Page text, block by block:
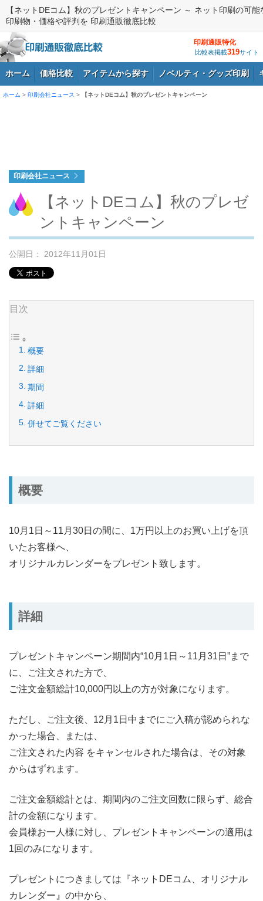
【ネットDEコム】秋のプレゼントキャンペーン ～ ネット印刷の可能
印刷物・価格や評判を 印刷通販徹底比較
印刷通販特化
比較表掲載319サイト
ホーム 価格比較 アイテムから探す ノベルティ・グッズ印刷
ホーム > 印刷会社ニュース > 【ネットDEコム】秋のプレゼントキャンペーン
印刷会社ニュース
【ネットDEコム】秋のプレゼ
ントキャンペーン
公開日： 2012年11月01日
目次
概要
詳細
期間
詳細
併せてご覧ください
概要
10月1日～11月30日の間に、1万円以上のお買い上げを頂
いたお客様へ、
オリジナルカレンダーをプレゼント致します。
詳細
プレゼントキャンペーン期間内“10月1日～11月31日”まで
に、ご注文された方で、
ご注文金額総計10,000円以上の方が対象になります。
ただし、ご注文後、12月1日中までにご入稿が認められな
かった場合、または、
ご注文された内容 をキャンセルされた場合は、その対象
からはずれます。
ご注文金額総計とは、期間内のご注文回数に限らず、総合
計の金額になります。
会員様お一人様に対し、プレゼントキャンペーンの適用は
1回のみになります。
プレゼントにつきましては『ネットDEコム、オリジナル
カレンダー』の中から、